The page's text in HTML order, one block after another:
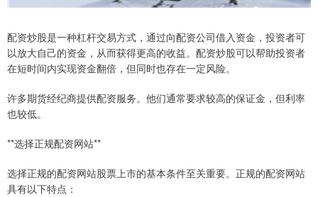
配资炒股是一种杠杆交易方式，通过向配资公司借入资金，投资者可
以放大自己的资金，从而获得更高的收益。配资炒股可以帮助投资者
在短时间内实现资金翻倍，但同时也存在一定风险。
许多期货经纪商提供配资服务。他们通常要求较高的保证金，但利率
也较低。
**选择正规配资网站**
选择正规的配资网站股票上市的基本条件至关重要。正规的配资网站
具有以下特点：